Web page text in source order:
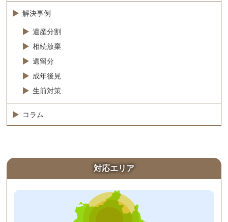
解決事例
遺産分割
相続放棄
遺留分
成年後見
生前対策
コラム
対応エリア